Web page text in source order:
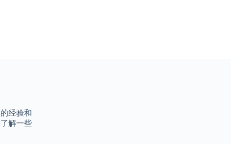
经验和
解一些